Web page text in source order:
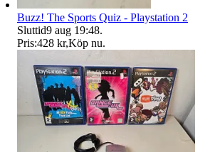
Buzz! The Sports Quiz - Playstation 2
Sluttid9 aug 19:48.
Pris:428 kr,Köp nu.